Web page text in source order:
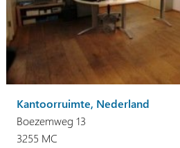
Kantoorruimte, Nederland
Boezemweg 13
3255 MC